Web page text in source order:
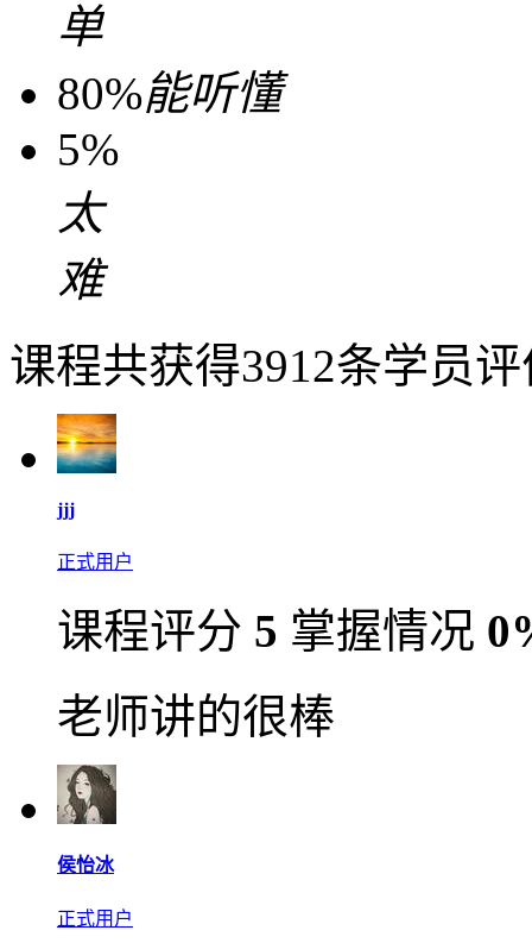
单
80%能听懂
5%
太
难
课程共获得3912条学员
jjj
正式用户
课程评分 5 掌握情况
老师讲的很棒
侯怡冰
正式用户